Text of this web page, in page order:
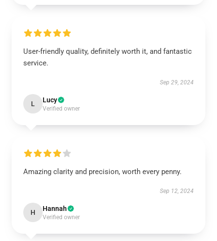
User-friendly quality, definitely worth it, and fantastic
service.
Sep 29, 2024
L Lucy
Verified owner
Amazing clarity and precision, worth every penny.
Sep 12, 2024
H Hannah
Verified owner